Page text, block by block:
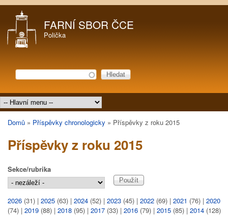
FARNÍ SBOR ČCE
Polička
Vyhledávání
Hledat
Hlavní menu
Jste zde
Domů » Příspěvky chronologicky » Příspěvky z roku 2015
Příspěvky z roku 2015
Sekce/rubrika
2026 (31) | 2025 (63) | 2024 (52) | 2023 (45) | 2022 (69) | 2021 (76) | 2020
(74) | 2019 (88) | 2018 (95) | 2017 (33) | 2016 (79) | 2015 (85) | 2014 (128)